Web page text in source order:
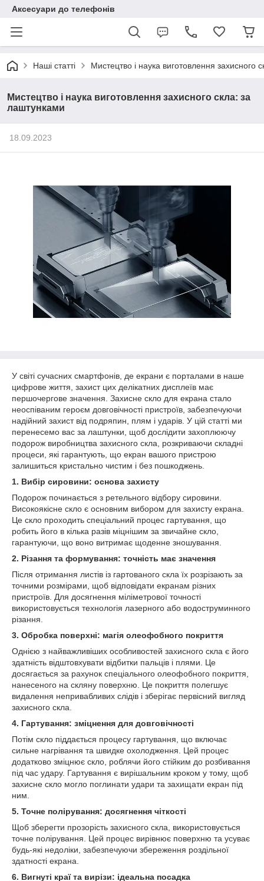
Аксесуари до телефонів
Наші статті Мистецтво і наука виготовлення захисного
Мистецтво і наука виготовлення захисного скла: за
лаштунками
18.09.2023
У світі сучасних смартфонів, де екрани є порталами в наше
цифрове життя, захист цих делікатних дисплеїв має
першочергове значення. Захисне скло для екрана стало
неоспіваним героєм довговічності пристроїв, забезпечуючи
надійний захист від подряпин, плям і ударів. У цій статті ми
перенесемо вас за лаштунки, щоб дослідити захоплюючу
подорож виробництва захисного скла, розкриваючи складні
процеси, які гарантують, що екран вашого пристрою
залишиться кристально чистим і без пошкоджень.
1. Вибір сировини: основа захисту
Подорож починається з ретельного відбору сировини.
Високоякісне скло є основним вибором для захисту екрана.
Це скло проходить спеціальний процес гартування, що
робить його в кілька разів міцнішим за звичайне скло,
гарантуючи, що воно витримає щоденне зношування.
2. Різання та формування: точність має значення
Після отримання листів із гартованого скла їх розрізають за
точними розмірами, щоб відповідати екранам різних
пристроїв. Для досягнення міліметрової точності
використовується технологія лазерного або водоструминного
різання.
3. Обробка поверхні: магія олеофобного покриття
Однією з найважливіших особливостей захисного скла є його
здатність відштовхувати відбитки пальців і плями. Це
досягається за рахунок спеціального олеофобного покриття,
нанесеного на скляну поверхню. Це покриття полегшує
видалення непривабливих слідів і зберігає первісний вигляд
захисного скла.
4. Гартування: зміцнення для довговічності
Потім скло піддається процесу гартування, що включає
сильне нагрівання та швидке охолодження. Цей процес
додатково зміцнює скло, роблячи його стійким до розбивання
під час удару. Гартування є вирішальним кроком у тому, щоб
захисне скло могло поглинати удари та захищати екран під
ним.
5. Точне полірування: досягнення чіткості
Щоб зберегти прозорість захисного скла, використовується
точне полірування. Цей процес вирівнює поверхню та усуває
будь-які недоліки, забезпечуючи збереження роздільної
здатності екрана.
6. Вигнуті краї та вирізи: ідеальна посадка